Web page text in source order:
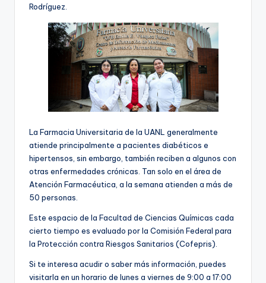
Rodríguez.
La Farmacia Universitaria de la UANL generalmente
atiende principalmente a pacientes diabéticos e
hipertensos, sin embargo, también reciben a algunos con
otras enfermedades crónicas. Tan solo en el área de
Atención Farmacéutica, a la semana atienden a más de
50 personas.
Este espacio de la Facultad de Ciencias Químicas cada
cierto tiempo es evaluado por la Comisión Federal para
la Protección contra Riesgos Sanitarios (Cofepris).
Si te interesa acudir o saber más información, puedes
visitarla en un horario de lunes a viernes de 9:00 a 17:00